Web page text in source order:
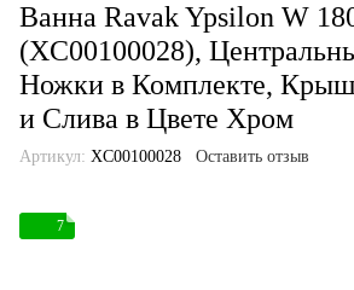
Ванна Ravak Ypsilon W
(XC00100028),
Ножки в Комплекте,
и Слива в Цвете Хром
Артикул: XC00100028 Оставить отзыв
7